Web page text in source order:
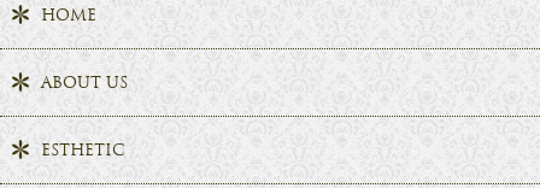
HOME
ABOUT US
ESTHETIC